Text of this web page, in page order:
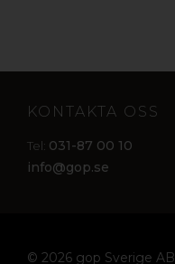
KONTAKTA OSS
Tel: 031-87 00 10
info@gop.se
© 2026 gop Sverige AB